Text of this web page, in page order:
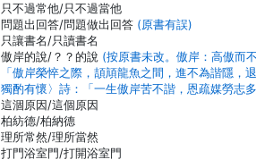
只不過常他/只不過當他
問題出回答/問題做出回答 (原書有誤)
只讓書名/只讀書名
傲岸的說/？？的說 (按原書未改。傲岸：高傲而
「傲岸榮悴之際，頡頏龍魚之間，進不為諧隱，
獨酌有懷〉詩：「一生傲岸苦不諧，恩疏媒勞志
這涸原因/這個原因
柏紡德/柏納德
理所常然/理所當然
打門浴室門/打開浴室門